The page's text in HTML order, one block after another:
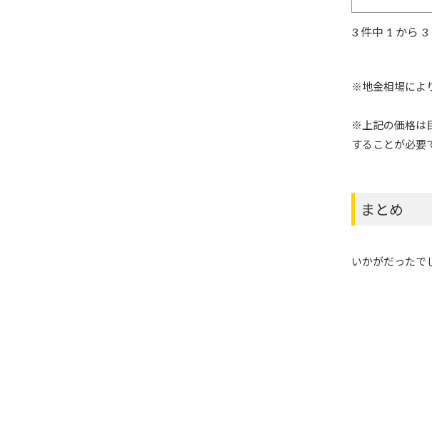
3 件中 1 から 3
※地金相場によ
※上記の価格は
することが必要
まとめ
いかがだったで